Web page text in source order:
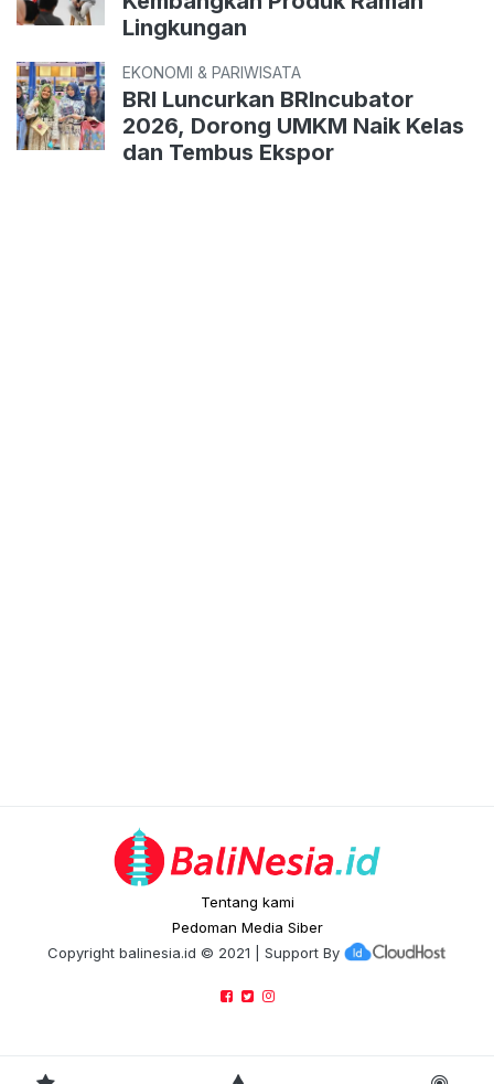
Lingkungan
EKONOMI & PARIWISATA
BRI Luncurkan BRIncubator
2026, Dorong UMKM Naik Kelas
dan Tembus Ekspor
Tentang kami
Pedoman Media Siber
Copyright balinesia.id © 2021 | Support By